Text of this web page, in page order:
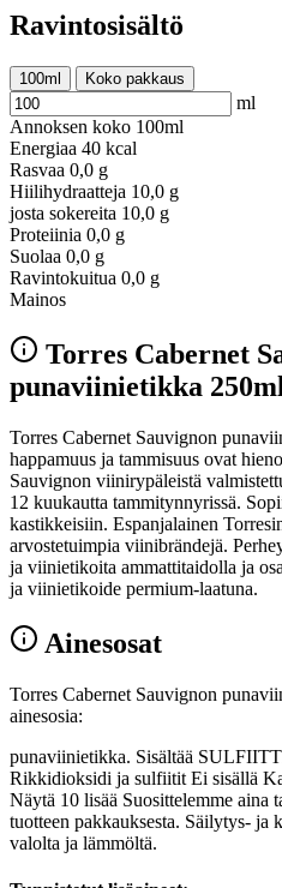
Ravintosisältö
100ml Koko pakkaus
ml
Annoksen koko 100ml
Energiaa 40 kcal
Rasvaa 0,0 g
Hiilihydraatteja 10,0 g
josta sokereita 10,0 g
Proteiinia 0,0 g
Suolaa 0,0 g
Ravintokuitua 0,0 g
Mainos
Torres Cabernet
punaviinietikka 250ml
Torres Cabernet Sauvignon
happamuus ja tammisuus ovat
Sauvignon viinirypäleistä
12 kuukautta tammitynnyrissä.
kastikkeisiin. Espanjalainen
arvostetuimpia viinibrändejä.
ja viinietikoita ammattitaidolla ja
ja viinietikoide permium-laatuna.
Ainesosat
Torres Cabernet Sauvignon
ainesosia:
punaviinietikka. Sisältää
Rikkidioksidi ja sulfiitit Ei sisällä
Näytä 10 lisää Suosittelemme aina
tuotteen pakkauksesta. Säilytys- ja
valolta ja lämmöltä.